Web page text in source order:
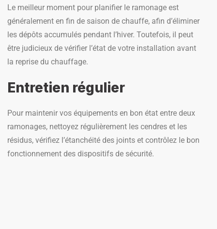
Le meilleur moment pour planifier le ramonage est
généralement en fin de saison de chauffe, afin d’éliminer
les dépôts accumulés pendant l’hiver. Toutefois, il peut
être judicieux de vérifier l’état de votre installation avant
la reprise du chauffage.
Entretien régulier
Pour maintenir vos équipements en bon état entre deux
ramonages, nettoyez régulièrement les cendres et les
résidus, vérifiez l’étanchéité des joints et contrôlez le bon
fonctionnement des dispositifs de sécurité.